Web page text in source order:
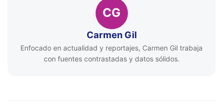
CG
Carmen Gil
Enfocado en actualidad y reportajes, Carmen Gil trabaja
con fuentes contrastadas y datos sólidos.